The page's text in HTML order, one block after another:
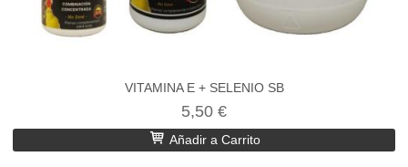
VITAMINA E + SELENIO SB
5,50 €
Añadir a Carrito